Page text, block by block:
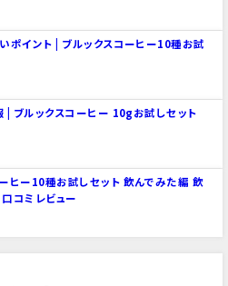
ポイント | ブルックスコーヒー10種お試
| ブルックスコーヒー 10gお試しセット
ヒー10種お試しセット 飲んでみた編 飲
コミレビュー